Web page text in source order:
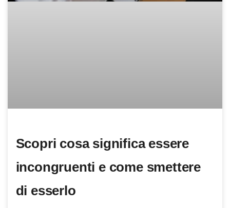
Scopri cosa significa essere
incongruenti e come smettere
di esserlo